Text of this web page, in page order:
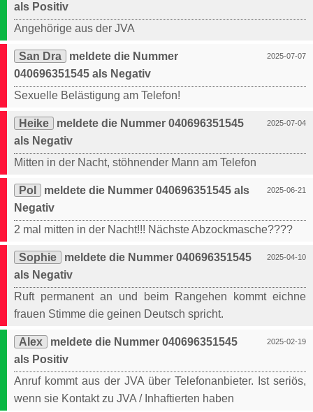
als Positiv
Angehörige aus der JVA
2025-07-07
San Dra
meldete die Nummer
040696351545 als Negativ
Sexuelle Belästigung am Telefon!
2025-07-04
Heike
meldete die Nummer 040696351545
als Negativ
Mitten in der Nacht, stöhnender Mann am Telefon
2025-06-21
Pol
meldete die Nummer 040696351545 als
Negativ
2 mal mitten in der Nacht!!! Nächste Abzockmasche????
2025-04-10
Sophie
meldete die Nummer 040696351545
als Negativ
Ruft permanent an und beim Rangehen kommt eichne
frauen Stimme die geinen Deutsch spricht.
2025-02-19
Alex
meldete die Nummer 040696351545
als Positiv
Anruf kommt aus der JVA über Telefonanbieter. Ist seriös,
wenn sie Kontakt zu JVA / Inhaftierten haben